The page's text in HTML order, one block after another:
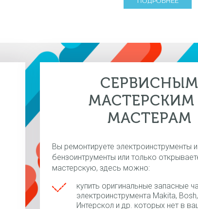
СЕРВИСНЫМ
МАСТЕРСКИМ
МАСТЕРАМ
Вы ремонтируете электроинструменты и
бензоинтрументы или только
мастерскую, здесь можно:
купить оригинальные запасные
электроинструмента Makita,
Интерскол и др. которых нет в